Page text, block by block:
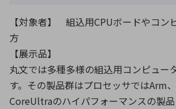
【対象者】 組込用CPUボードやコン
方
【展示品】
丸文では多種多様の組込用コンピュー
す。その製品群はプロセッサではArm
CoreUltraのハイパフォーマンスの製